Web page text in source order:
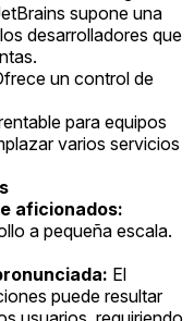
supone una
desarrolladores que
un control de
para equipos
varios servicios
aficionados:
a pequeña escala.
El
puede resultar